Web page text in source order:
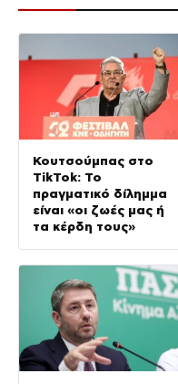
Κουτσούμπας στο
TikTok: Το
πραγματικό δίλημμα
είναι «οι ζωές μας ή
τα κέρδη τους»